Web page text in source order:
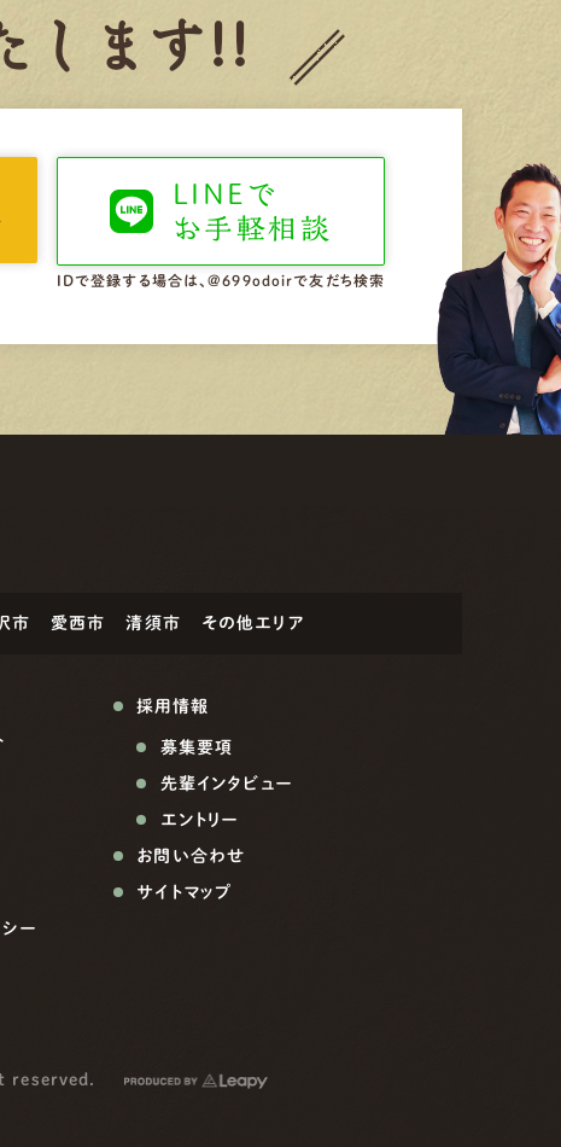
します!!
LINEで
お手軽相談
IDで登録する場合は、@699odoirで友だち検索
市 愛西市 清須市 その他エリア
ー
採用情報
募集要項
先輩インタビュー
エントリー
お問い合わせ
サイトマップ